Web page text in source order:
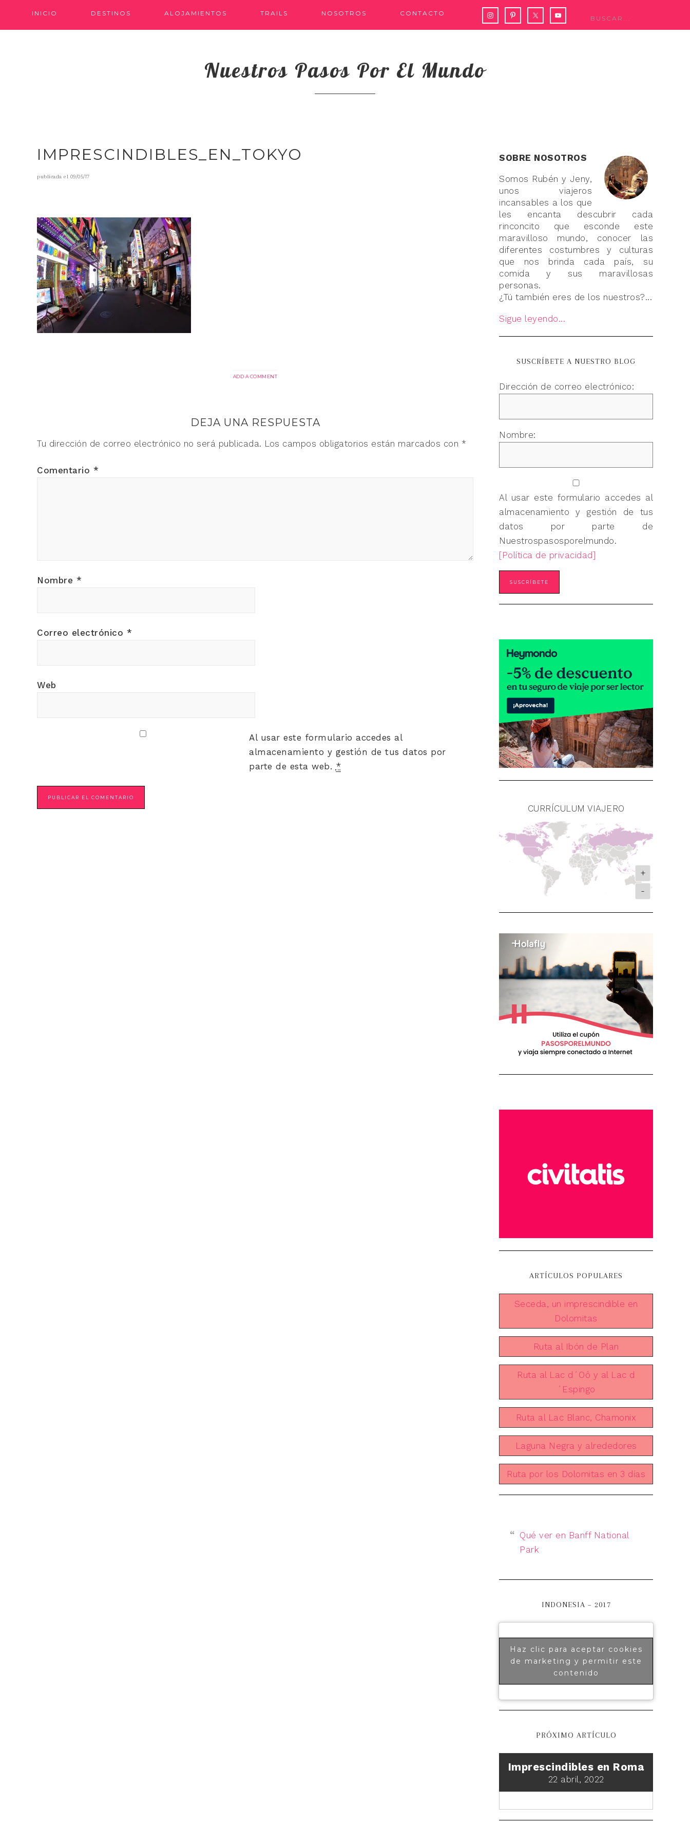
INICIO DESTINOS ALOJAMIENTOS TRAILS NOSOTROS CONTACTO
Nuestros Pasos Por El Mundo
IMPRESCINDIBLES_EN_TOKYO
publicada el 09/05/17
ADD A COMMENT
DEJA UNA RESPUESTA
Tu dirección de correo electrónico no será publicada. Los campos obligatorios están marcados con *
Comentario *
Nombre *
Correo electrónico *
Web
Al usar este formulario accedes al
almacenamiento y gestión de tus datos por
parte de esta web. *
SOBRE NOSOTROS
Somos Rubén y Jeny,
unos viajeros
incansables a los que
les encanta descubrir cada
rinconcito que esconde este
maravilloso mundo, conocer las
diferentes costumbres y culturas
que nos brinda cada país, su
comida y sus maravillosas
personas.
¿Tú también eres de los nuestros?...
Sigue leyendo...
SUSCRÍBETE A NUESTRO BLOG
Dirección de correo electrónico:
Nombre:
Al usar este formulario accedes al
almacenamiento y gestión de tus
datos por parte de
Nuestrospasosporelmundo.
[Política de privacidad]
CURRÍCULUM VIAJERO
+
-
ARTÍCULOS POPULARES
Seceda, un imprescindible en
Dolomitas
Ruta al Ibón de Plan
Ruta al Lac d´Oô y al Lac d
´Espingo
Ruta al Lac Blanc, Chamonix
Laguna Negra y alrededores
Ruta por los Dolomitas en 3 días
Qué ver en Banff National
Park
INDONESIA – 2017
Haz clic para aceptar cookies
de marketing y permitir este
contenido
PRÓXIMO ARTÍCULO
Imprescindibles en Roma
22 abril, 2022